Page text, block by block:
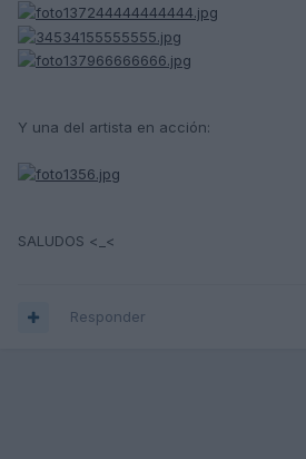
Y una del artista en acción:
SALUDOS <_<
Responder